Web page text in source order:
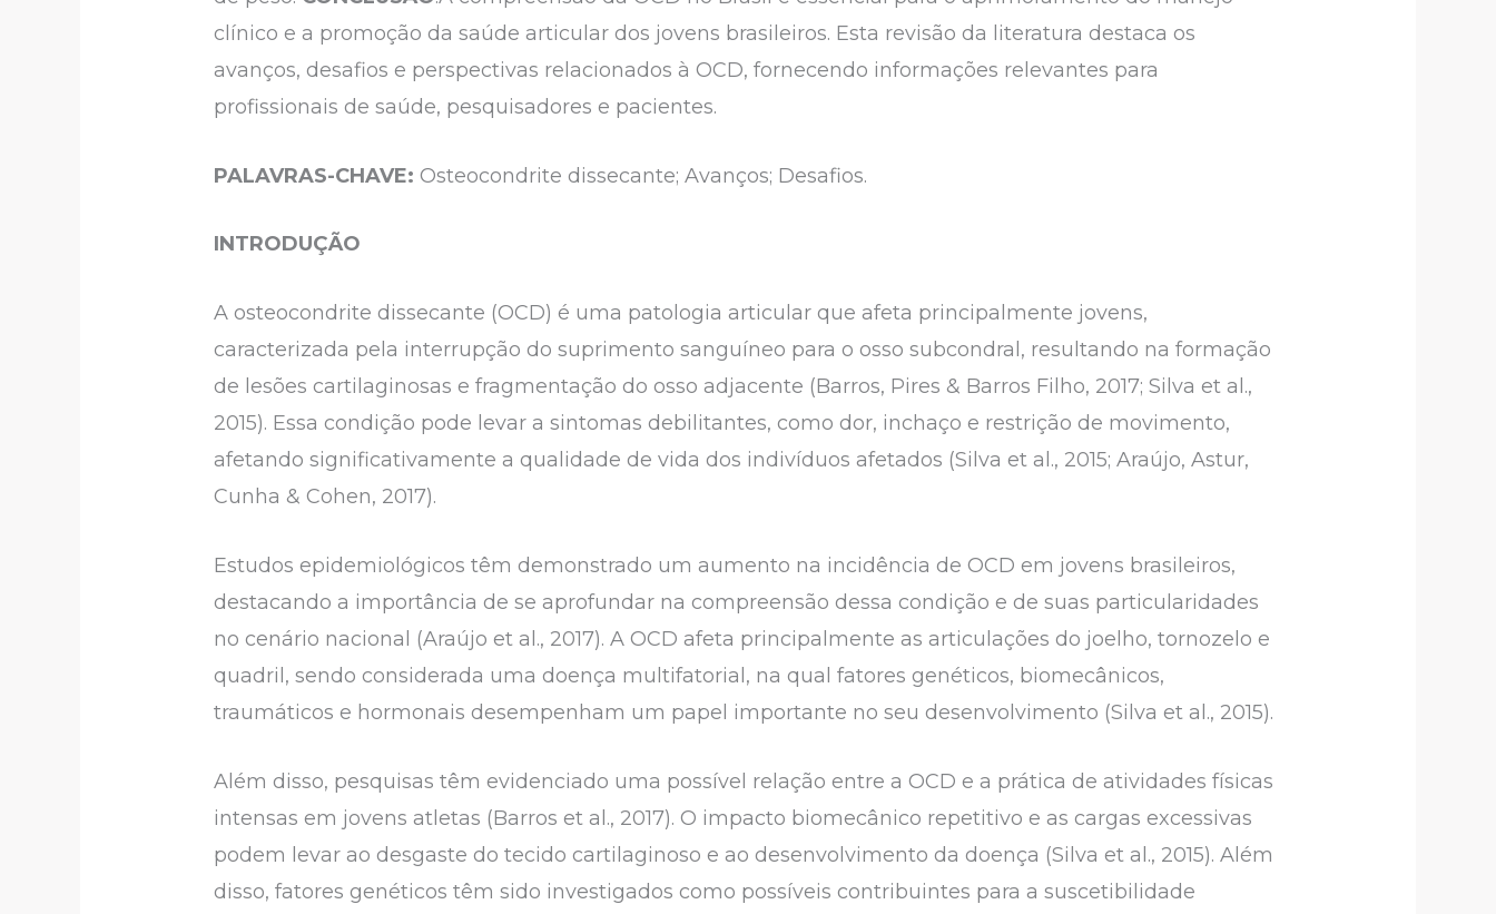
clínico e a promoção da saúde articular dos jovens brasileiros. Esta revisão da literatura destaca os
avanços, desafios e perspectivas relacionados à OCD, fornecendo informações relevantes para
profissionais de saúde, pesquisadores e pacientes.
PALAVRAS-CHAVE: Osteocondrite dissecante; Avanços; Desafios.
INTRODUÇÃO
A osteocondrite dissecante (OCD) é uma patologia articular que afeta principalmente jovens,
caracterizada pela interrupção do suprimento sanguíneo para o osso subcondral, resultando na formação
de lesões cartilaginosas e fragmentação do osso adjacente (Barros, Pires & Barros Filho, 2017; Silva et al.,
2015). Essa condição pode levar a sintomas debilitantes, como dor, inchaço e restrição de movimento,
afetando significativamente a qualidade de vida dos indivíduos afetados (Silva et al., 2015; Araújo, Astur,
Cunha & Cohen, 2017).
Estudos epidemiológicos têm demonstrado um aumento na incidência de OCD em jovens brasileiros,
destacando a importância de se aprofundar na compreensão dessa condição e de suas particularidades
no cenário nacional (Araújo et al., 2017). A OCD afeta principalmente as articulações do joelho, tornozelo e
quadril, sendo considerada uma doença multifatorial, na qual fatores genéticos, biomecânicos,
traumáticos e hormonais desempenham um papel importante no seu desenvolvimento (Silva et al., 2015).
Além disso, pesquisas têm evidenciado uma possível relação entre a OCD e a prática de atividades físicas
intensas em jovens atletas (Barros et al., 2017). O impacto biomecânico repetitivo e as cargas excessivas
podem levar ao desgaste do tecido cartilaginoso e ao desenvolvimento da doença (Silva et al., 2015). Além
disso, fatores genéticos têm sido investigados como possíveis contribuintes para a suscetibilidade